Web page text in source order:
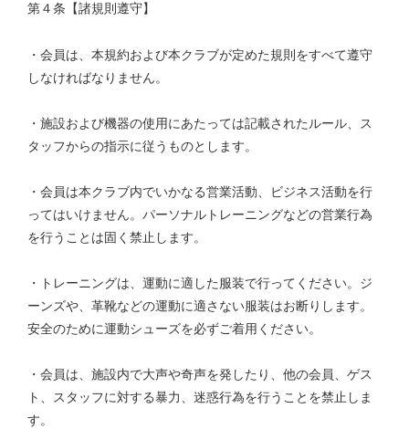
第４条【諸規則遵守】
・会員は、本規約および本クラブが定めた規則をすべて遵守
しなければなりません。
・施設および機器の使用にあたっては記載されたルール、ス
タッフからの指示に従うものとします。
・会員は本クラブ内でいかなる営業活動、ビジネス活動を行
ってはいけません。パーソナルトレーニングなどの営業行為
を行うことは固く禁止します。
・トレーニングは、運動に適した服装で行ってください。ジ
ーンズや、革靴などの運動に適さない服装はお断りします。
安全のために運動シューズを必ずご着用ください。
・会員は、施設内で大声や奇声を発したり、他の会員、ゲス
ト、スタッフに対する暴力、迷惑行為を行うことを禁止しま
す。